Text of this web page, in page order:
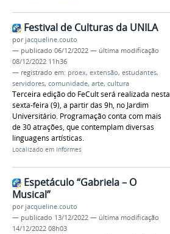
Festival de Culturas da UNILA
por jacqueline.couto
— publicado 06/12/2022 — última modificação
08/12/2022 11h36
— registrado em: proex, extensão, estudantes,
servidores, comunidade, arte, cultura
Terceira edição do FeCult será realizada nesta
sexta-feira (9), a partir das 9h, no Jardim
Universitário. Programação conta com mais
de 30 atrações, que contemplam diversas
linguagens artísticas.
Localizado em Informes
Espetáculo “Gabriela – O
Musical”
por jacqueline.couto
— publicado 13/12/2022 — última modificação
14/12/2022 08h03